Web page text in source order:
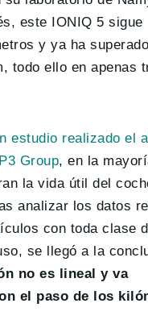
este IONIQ 5 sigue
y ya ha
todo ello en apenas
estudio realizado el
Group, en la
la vida útil del
analizar los datos
con toda clase
se llegó a la
no es lineal y va
el paso de los